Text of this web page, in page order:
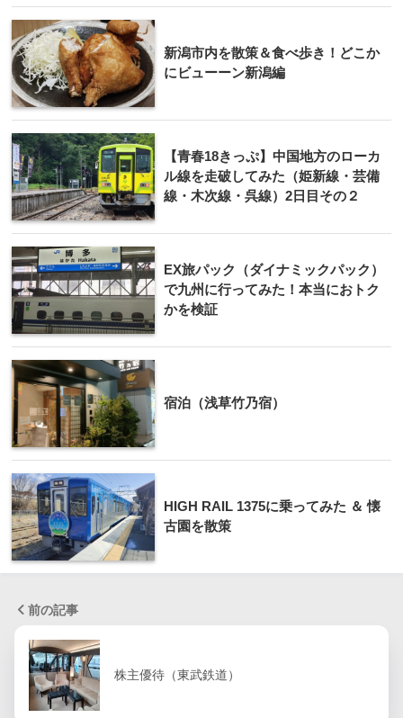
新潟市内を散策＆食べ歩き！どこか
にビューーン新潟編
【青春18きっぷ】中国地方のローカ
ル線を走破してみた（姫新線・芸備
線・木次線・呉線）2日目その２
EX旅パック（ダイナミックパック）
で九州に行ってみた！本当におトク
かを検証
宿泊（浅草竹乃宿）
HIGH RAIL 1375に乗ってみた ＆ 懐
古園を散策
前の記事
株主優待（東武鉄道）